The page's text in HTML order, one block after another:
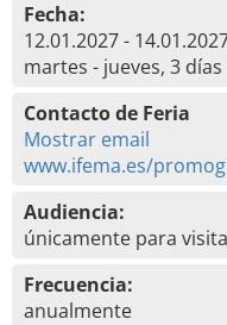
Fecha:
12.01.2027 -
martes - jueves, 3 días
Contacto de Feria
Mostrar email
www.ifema.es/
Audiencia:
únicamente para
Frecuencia:
anualmente